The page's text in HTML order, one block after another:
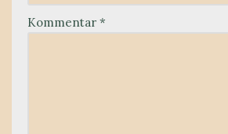
Kommentar *